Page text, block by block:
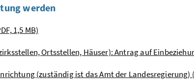
werden
1,5 MB)
Ortsstellen, Häuser): Antrag auf
(zuständig ist das Amt der Landesregierung)